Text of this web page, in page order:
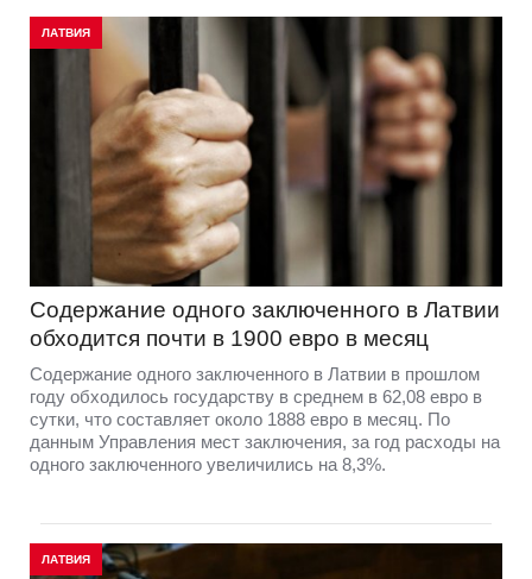
ЛАТВИЯ
Содержание одного заключенного в Латвии
обходится почти в 1900 евро в месяц
Содержание одного заключенного в Латвии в прошлом
году обходилось государству в среднем в 62,08 евро в
сутки, что составляет около 1888 евро в месяц. По
данным Управления мест заключения, за год расходы на
одного заключенного увеличились на 8,3%.
ЛАТВИЯ